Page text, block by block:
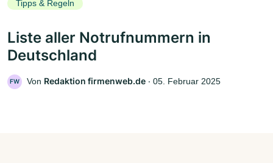
Tipps & Regeln
Liste aller Notrufnummern in
Deutschland
FW Von Redaktion firmenweb.de ‧ 05. Februar 2025